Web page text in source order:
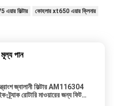
ফিল্টার
কোহলার xt650 এয়ার ক্লিনার
পান
জ্বালানী ফিল্টার AM116304
ট্র্যাক রোটারি মাওয়ারের জন্য ফিট